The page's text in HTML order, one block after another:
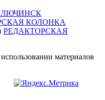
КОЛОНКА
РЕДАКТОРСКАЯ
материалов